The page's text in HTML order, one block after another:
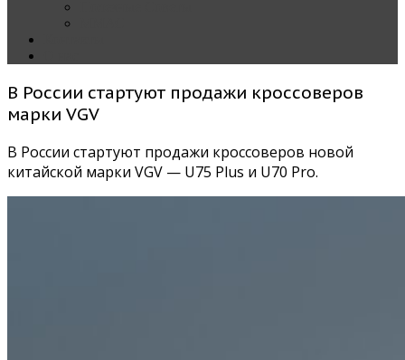
В России стартуют продажи кроссоверов
марки VGV
В России стартуют продажи кроссоверов новой
китайской марки VGV — U75 Plus и U70 Pro.